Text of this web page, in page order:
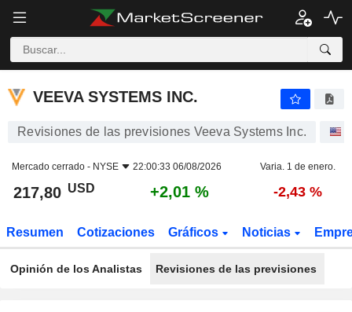
VEEVA SYSTEMS INC.
VEEVA SYSTEMS INC.
Revisiones de las previsiones Veeva Systems Inc.
Mercado cerrado - NYSE 22:00:33 06/08/2026 Varia. 1 de enero.
217,80 USD +2,01 % -2,43 %
Resumen Cotizaciones Gráficos Noticias
Opinión de los Analistas Revisiones de las previsiones